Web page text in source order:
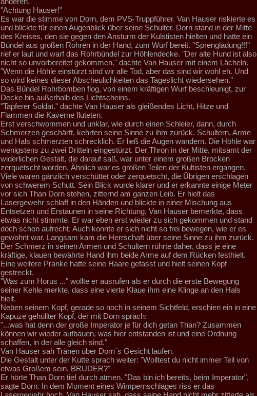
"Achtung Hauser!"
Es war die stimme von Dorn, dem PVS-Truppführer. Van Hauser riskierte es
und blickte für einen Augenblick über seine Schulter. Dorn stand in der Mitte
des Kreises, den sie gegen den Ansturm der Kulstisten hielten und hatte ein
Bündel aus großen Rohren in der Hand, zum Wurf bereit. "Sprengladung!!!"
rief er laut und warf das Rohrbündel zur Höhlendecke. "Der alte Hund ist also
nicht so unvorbereitet gekommen." dachte Van Hauser mit einem Lächeln.
"Wenn die Höhle einstürzt sind wir alle Tod, aber das sind wir wohl eh. Und
so wird keines dieser Abscheulichkeiten das Tageslicht wiedersehen."
Das Bündel Rohrbomben flog, von einem kräftigen Wurf beschleunigt, zur
Decke bis außerhalb des Lichtscheins.
"Tapferer Soldat." dachte Van Hauser als gleißendes Licht, Hitze und
Flammen die Kaverne fluteten.
Erst verschwommen und unklar, wie durch einen Schleier, dann, durch
Schmerzen geschärft, kehrten seine Sinne zu ihm zurück. Schultern, Arme
und Hals schmerzten schrecklich. Er ließ die Augen wandern. Die Höhle war
wenigstens zu zwei Dritteln eingestürzt. Der Thron in der Mitte, mitsamt der
widerlichen Gestalt, die darauf saß, war unter einem großen Brocken
zerquetscht worden. Ähnlich war es großen Teilen der Kultisten ergangen.
Viele waren gänzlich verschüttet oder zerquetscht, die Übrigen erschlagen
von schwerem Schutt. Sein Blick wurde klarer und er erkannte einige Meter
vor sich Than Dorn stehen, zitternd am ganzen Leib. Er hielt das
Lasergewehr schlaff in den Händen und blickte in einer Mischung aus
Entsetzen und Erstaunen in seine Richtung. Van Hauser bemerkte, dass
etwas nicht stimmte. Er war eben erst wieder zu sich gekommen und stand
doch schon aufrecht. Auch konnte er sich nicht so frei bewegen, wie er es
gewohnt war. Langsam kam die Herrschaft über seine Sinne zu ihm zurück.
Der Schmerz in seinen Armen und Schultern rührte daher, dass je eine
kräftige, klauen bewährte Hand ihm beide Arme auf dem Rücken festhielt.
Eine weitere Pranke hatte seine Haare gefasst und hielt seinen Kopf
gestreckt.
"Was zum Horus ..." wollte er ausrufen als er durch die erste Bewegung
seiner Kehle merkte, dass eine vierte Klaue ihm eine Klinge an den Hals
hielt.
Neben seinem Kopf, gerade so noch in seinem Sichtfeld, erschien ein in eine
Kapuze gehüllter Kopf, der mit Dorn sprach:
"...was hat denn der große Imperator je für dich getan Than? Zusammen
können wir wieder aufbauen, was hier entstanden ist und eine Ordnung
schaffen, in der alle gleich sind."
Van Hauser sah Tränen über Dorn´s Gesicht laufen.
Die Gestalt unter der Kutte sprach weiter: "Wolltest du nicht immer Teil von
etwas Großem sein, BRUDER?"
Er hörte Than Dorn tief durch atmen. "Das bin ich bereits, beim Imperator",
sagte Dorn. In dem Moment eines Wimpernschlages riss er das